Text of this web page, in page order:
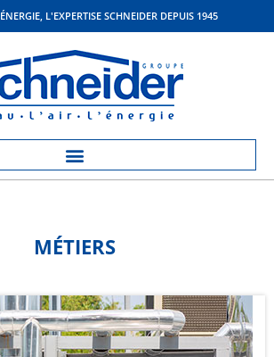
L'EXPERTISE SCHNEIDER DEPUIS 1945
MÉTIERS